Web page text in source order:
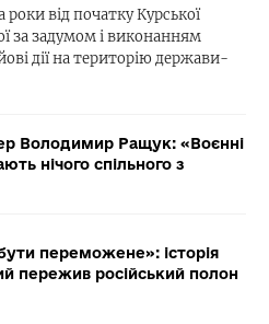
від початку Курської
за задумом і виконанням
дії на територію держави-
Володимир Ращук: «Воєнні
нічого спільного з
переможене»: історія
пережив російський полон